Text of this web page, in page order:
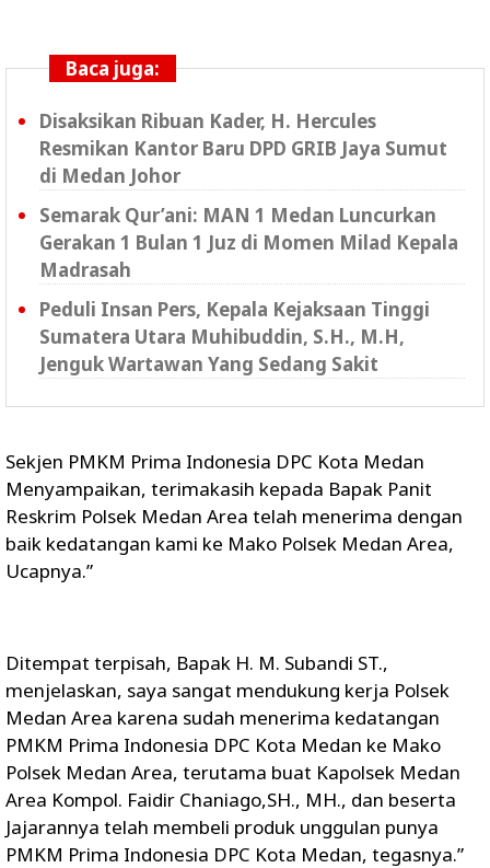
Baca juga:
Disaksikan Ribuan Kader, H. Hercules
Resmikan Kantor Baru DPD GRIB Jaya Sumut
di Medan Johor
Semarak Qur’ani: MAN 1 Medan Luncurkan
Gerakan 1 Bulan 1 Juz di Momen Milad Kepala
Madrasah
Peduli Insan Pers, Kepala Kejaksaan Tinggi
Sumatera Utara Muhibuddin, S.H., M.H,
Jenguk Wartawan Yang Sedang Sakit
Sekjen PMKM Prima Indonesia DPC Kota Medan
Menyampaikan, terimakasih kepada Bapak Panit
Reskrim Polsek Medan Area telah menerima dengan
baik kedatangan kami ke Mako Polsek Medan Area,
Ucapnya.”
Ditempat terpisah, Bapak H. M. Subandi ST.,
menjelaskan, saya sangat mendukung kerja Polsek
Medan Area karena sudah menerima kedatangan
PMKM Prima Indonesia DPC Kota Medan ke Mako
Polsek Medan Area, terutama buat Kapolsek Medan
Area Kompol. Faidir Chaniago,SH., MH., dan beserta
Jajarannya telah membeli produk unggulan punya
PMKM Prima Indonesia DPC Kota Medan, tegasnya.”